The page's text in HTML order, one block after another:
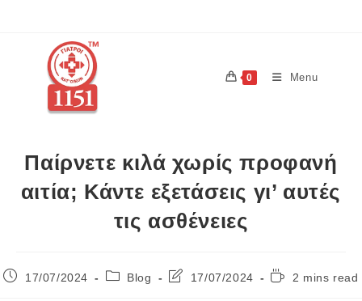
0 Menu
Παίρνετε κιλά χωρίς προφανή
αιτία; Κάντε εξετάσεις γι’ αυτές
τις ασθένειες
17/07/2024 Blog 17/07/2024 2 mins read